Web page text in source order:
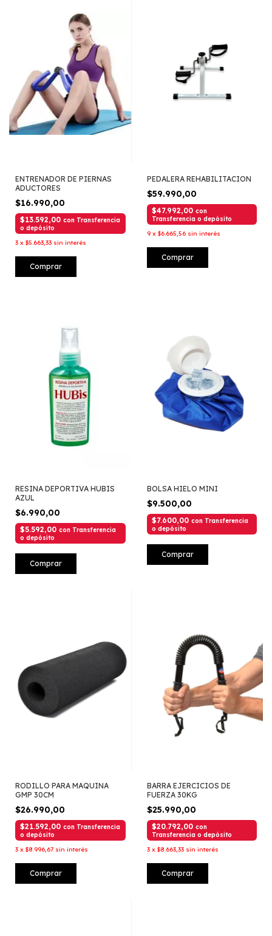
ENTRENADOR DE PIERNAS
ADUCTORES
$16.990,00
$13.592,00 con Transferencia
o depósito
3 x $5.663,33 sin interés
Comprar
PEDALERA REHABILITACION
$59.990,00
$47.992,00 con
Transferencia o depósito
9 x $6.665,56 sin interés
Comprar
RESINA DEPORTIVA HUBIS
AZUL
$6.990,00
$5.592,00 con Transferencia
o depósito
Comprar
BOLSA HIELO MINI
$9.500,00
$7.600,00 con Transferencia
o depósito
Comprar
RODILLO PARA MAQUINA
GMP 30CM
$26.990,00
$21.592,00 con Transferencia
o depósito
3 x $8.996,67 sin interés
Comprar
BARRA EJERCICIOS DE
FUERZA 30KG
$25.990,00
$20.792,00 con
Transferencia o depósito
3 x $8.663,33 sin interés
Comprar